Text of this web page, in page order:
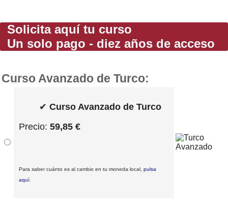
Solicita aquí tu curso
Un solo pago - diez años de acceso
Curso Avanzado de Turco:
✔ Curso Avanzado de Turco
Precio: 59,85 €
Para saber cuánto es al cambio en tu moneda local, pulsa
aquí.